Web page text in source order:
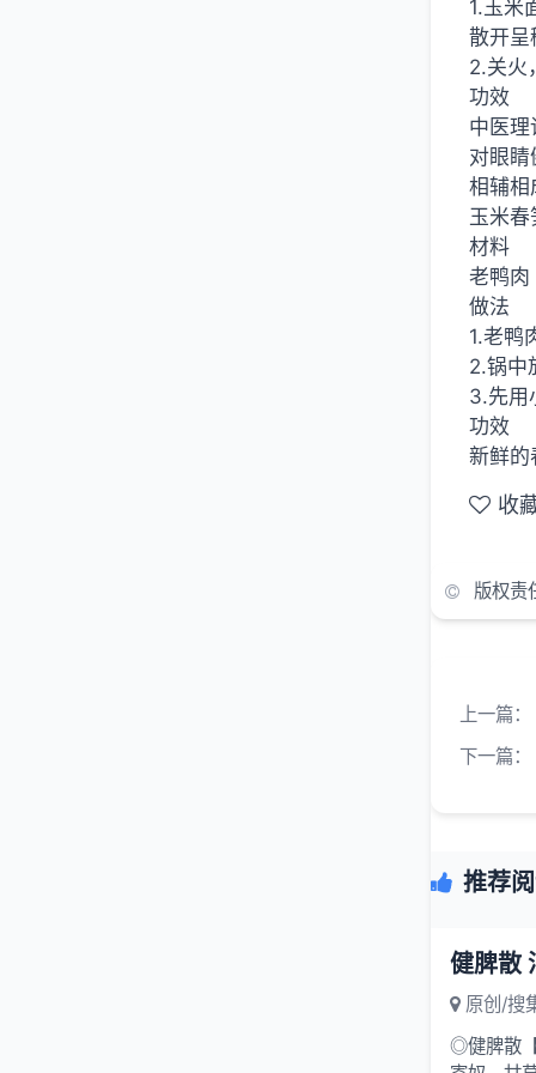
1.玉米
散开呈
2.关火
功效
中医
对眼
相辅相
玉米春
材料
老鸭肉
做法
1.老鸭
2.锅中
3.先用
功效
新鲜的
收
版权责
上一篇：
下一篇：
推荐
健脾散
原创/搜
◎健脾散